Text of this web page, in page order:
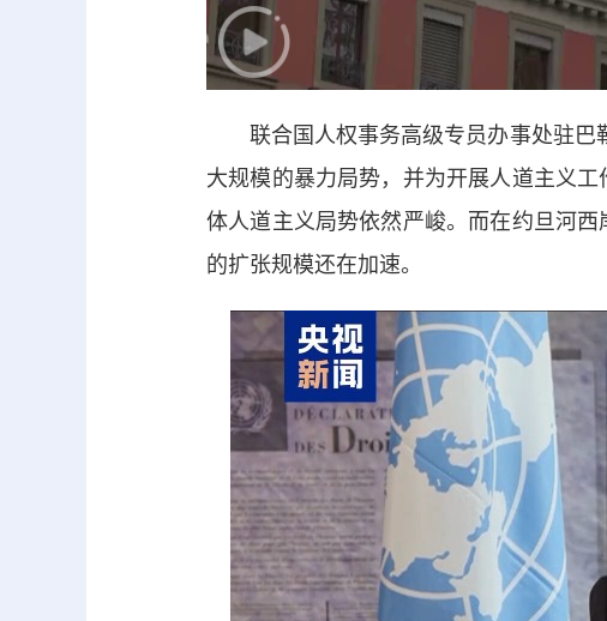
联合国人权事务高级专员办事处驻巴
大规模的暴力局势，并为开展人道主义
体人道主义局势依然严峻。而在约旦河
的扩张规模还在加速。